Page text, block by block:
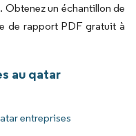
Obtenez un échantillon de
de rapport PDF gratuit à
au qatar
entreprises